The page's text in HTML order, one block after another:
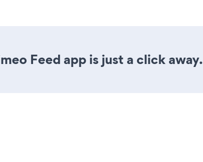
Feed app is just a click away.